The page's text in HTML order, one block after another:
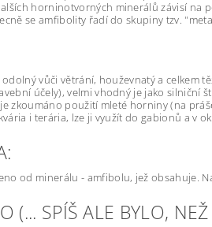
horninotvorných minerálů závisí
se amfibolity řadí do skupiny tzv.
vůči větrání, houževnatý a celkem
účely), velmi vhodný je jako silniční
zkoumáno použití mleté horniny (na
i terária, lze ji využít do gabionů a v
od minerálu - amfibolu, jež obsahuje.
(... SPÍŠ ALE BYLO,